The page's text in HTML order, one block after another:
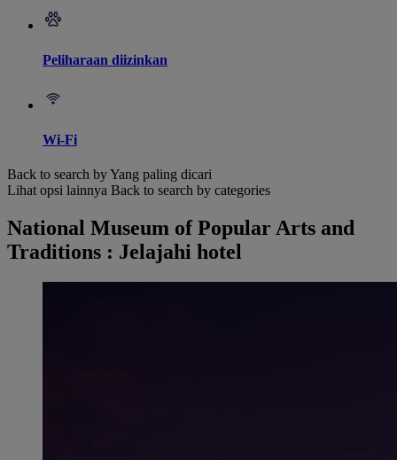
Peliharaan diizinkan
Wi-Fi
Back to search by Yang paling dicari
Lihat opsi lainnya Back to search by categories
National Museum of Popular Arts and
Traditions : Jelajahi hotel